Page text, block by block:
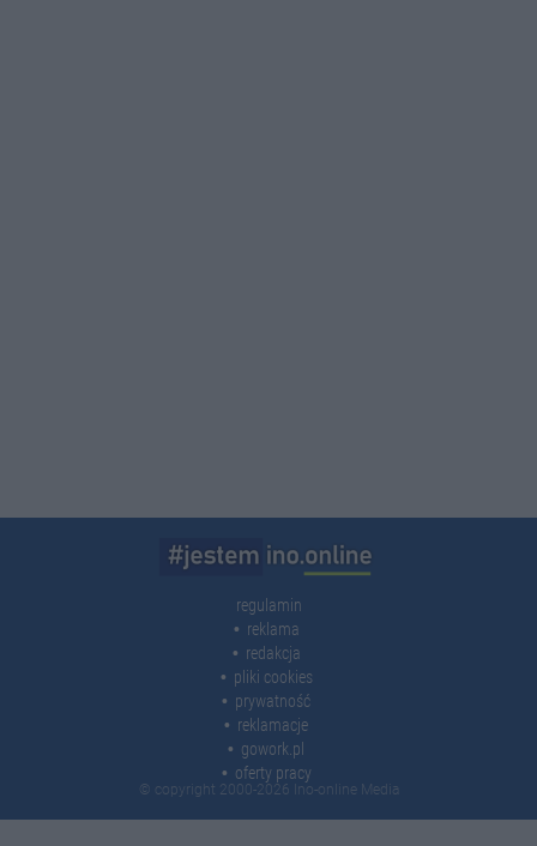
regulamin
reklama
redakcja
pliki cookies
prywatność
reklamacje
gowork.pl
oferty pracy
© copyright 2000-2026 Ino-online Media